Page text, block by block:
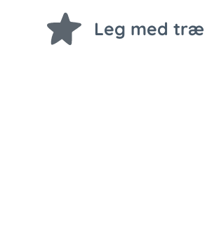
Leg med træ